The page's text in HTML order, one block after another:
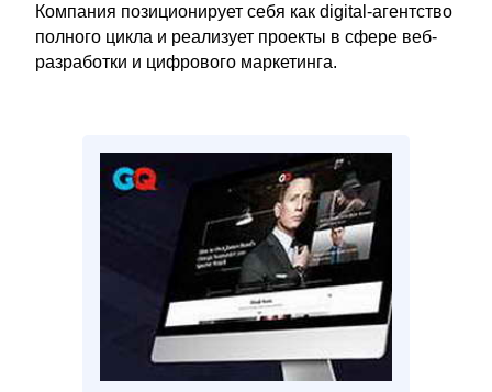
Компания позиционирует себя как digital-агентство
полного цикла и реализует проекты в сфере веб-
разработки и цифрового маркетинга.